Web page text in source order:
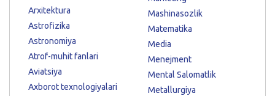
Arxitektura
Astrofizika
Astronomiya
Atrof-muhit fanlari
Aviatsiya
Axborot texnologiyalari
Mashinasozlik
Matematika
Media
Menejment
Mental Salomatlik
Metallurgiya